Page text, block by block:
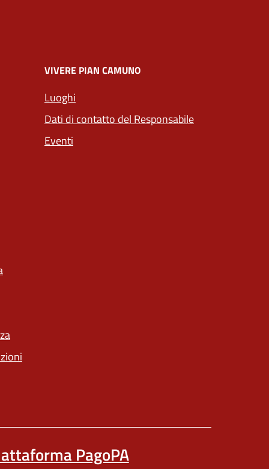
VIVERE PIAN CAMUNO
Luoghi
Dati di contatto del Responsabile
Eventi
PagoPA